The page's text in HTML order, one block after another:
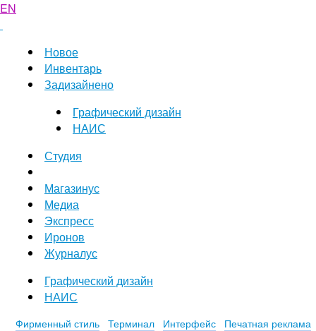
EN
Новое
Инвентарь
Задизайнено
Графический дизайн
НАИС
Студия
Магазинус
Медиа
Экспресс
Иронов
Журналус
Графический дизайн
НАИС
Фирменный стиль Терминал Интерфейс Печатная реклама